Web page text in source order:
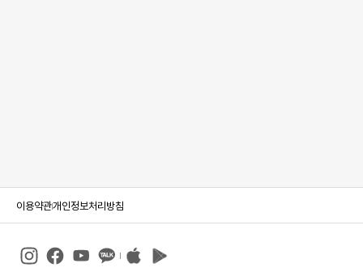
이용약관개인정보처리방침